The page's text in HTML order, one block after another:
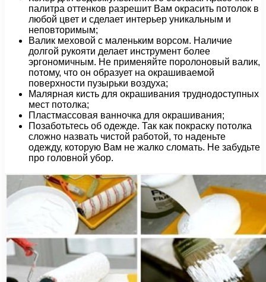
палитра оттенков разрешит Вам окрасить потолок в
любой цвет и сделает интерьер уникальным и
неповторимым;
Валик меховой с маленьким ворсом. Наличие
долгой рукояти делает инструмент более
эргономичным. Не применяйте поролоновый валик,
потому, что он образует на окрашиваемой
поверхности пузырьки воздуха;
Малярная кисть для окрашивания труднодоступных
мест потолка;
Пластмассовая ванночка для окрашивания;
Позаботьтесь об одежде. Так как покраску потолка
сложно назвать чистой работой, то наденьте
одежду, которую Вам не жалко сломать. Не забудьте
про головной убор.